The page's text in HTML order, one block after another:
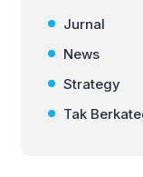
Jurnal
News
Strategy
Tak